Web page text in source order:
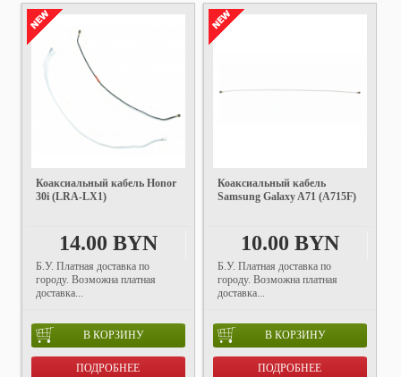
Коаксиальный кабель Honor
30i (LRA-LX1)
14.00 BYN
Б.У. Платная доставка по
городу. Возможна платная
доставка...
В КОРЗИНУ
ПОДРОБНЕЕ
Коаксиальный кабель
Samsung Galaxy A71 (A715F)
10.00 BYN
Б.У. Платная доставка по
городу. Возможна платная
доставка...
В КОРЗИНУ
ПОДРОБНЕЕ